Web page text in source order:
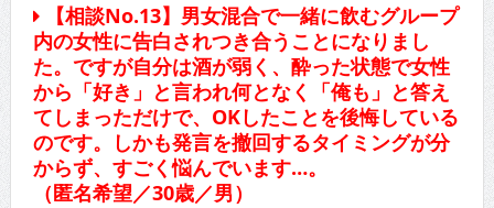
【相談No.13】男女混合で一緒に飲むグループ
内の女性に告白されつき合うことになりまし
た。ですが自分は酒が弱く、酔った状態で女性
から「好き」と言われ何となく「俺も」と答え
てしまっただけで、OKしたことを後悔している
のです。しかも発言を撤回するタイミングが分
からず、すごく悩んでいます…。
（匿名希望／30歳／男）